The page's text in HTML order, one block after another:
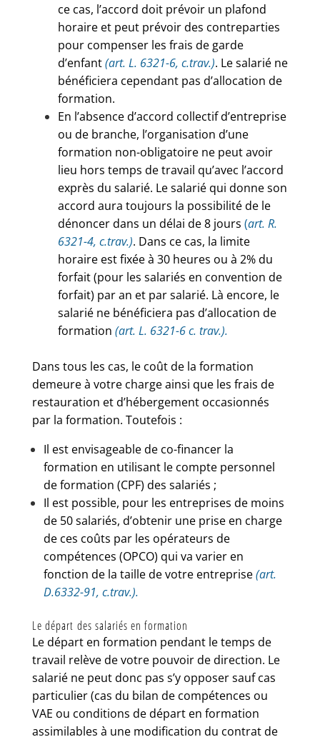
ce cas, l’accord doit prévoir un plafond
horaire et peut prévoir des contreparties
pour compenser les frais de garde
d’enfant(art. L. 6321-6, c.trav.). Le salarié ne
bénéficiera cependant pas d’allocation de
formation.
En l’absence d’accord collectif d’entreprise
ou de branche, l’organisation d’une
formation non-obligatoire ne peut avoir
lieu hors temps de travail qu’avec l’accord
exprès du salarié. Le salarié qui donne son
accord aura toujours la possibilité de le
dénoncer dans un délai de 8 jours (art. R.
6321-4, c.trav.). Dans ce cas, la limite
horaire est fixée à 30 heures ou à 2% du
forfait (pour les salariés en convention de
forfait) par an et par salarié. Là encore, le
salarié ne bénéficiera pas d’allocation de
formation (art. L. 6321-6 c. trav.).
Dans tous les cas, le coût de la formation
demeure à votre charge ainsi que les frais de
restauration et d’hébergement occasionnés
par la formation. Toutefois :
Il est envisageable de co-financer la
formation en utilisant le compte personnel
de formation (CPF) des salariés ;
Il est possible, pour les entreprises de moins
de 50 salariés, d’obtenir une prise en charge
de ces coûts par les opérateurs de
compétences (OPCO) qui va varier en
fonction de la taille de votre entreprise(art.
D.6332-91, c.trav.).
Le départ des salariés en formation
Le départ en formation pendant le temps de
travail relève de votre pouvoir de direction. Le
salarié ne peut donc pas s’y opposer sauf cas
particulier (cas du bilan de compétences ou
VAE ou conditions de départ en formation
assimilables à une modification du contrat de